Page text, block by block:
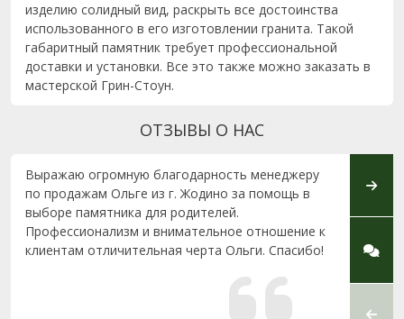
изделию солидный вид, раскрыть все достоинства
использованного в его изготовлении гранита. Такой
габаритный памятник требует профессиональной
доставки и установки. Все это также можно заказать в
мастерской Грин-Стоун.
ОТЗЫВЫ О НАС
Выражаю огромную благодарность менеджеру
по продажам Ольге из г. Жодино за помощь в
выборе памятника для родителей.
Профессионализм и внимательное отношение к
клиентам отличительная черта Ольги. Спасибо!